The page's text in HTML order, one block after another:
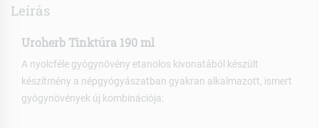
Leírás
Uroherb Tinktúra 190 ml
A nyolcféle gyógynövény etanolos kivonatából készült
készítmény a népgyógyászatban gyakran alkalmazott, ismert
gyógynövények új kombinációja: